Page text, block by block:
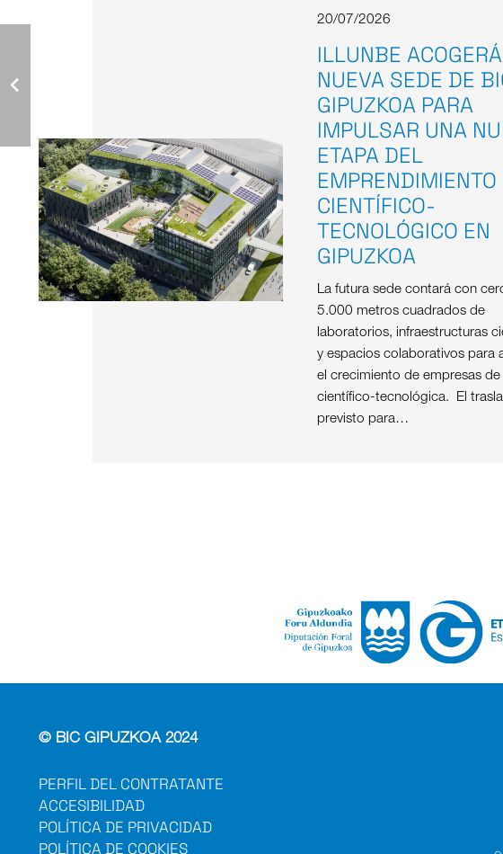
20/07/2026
ILLUNBE
NUEVA SEDE DE
GIPUZKOA PARA
IMPULSAR UNA
ETAPA DEL
EMPRENDIMIENTO
CIENTÍFICO-
TECNOLÓGICO EN
GIPUZKOA
La futura sede contará con
5.000 metros cuadrados de
laboratorios, infraestructuras
y espacios colaborativos para
el crecimiento de empresas de
científico-tecnológica. El
previsto para…
© BIC GIPUZKOA 2024
PERFIL DEL CONTRATANTE
ACCESIBILIDAD
POLÍTICA DE PRIVACIDAD
POLÍTICA DE COOKIES